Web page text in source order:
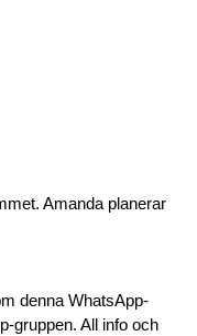
Amanda planerar
denna WhatsApp-
gruppen. All info och